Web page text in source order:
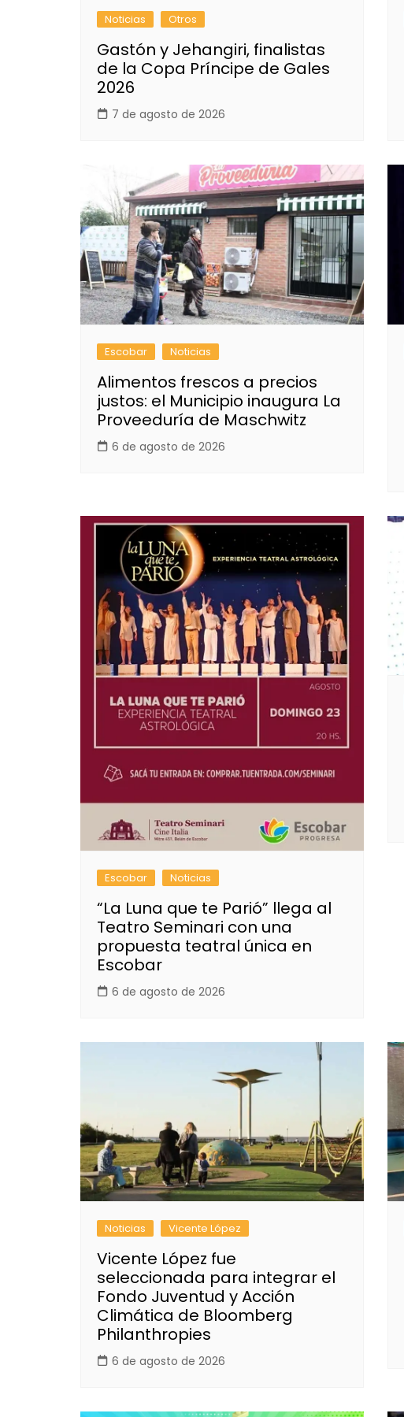
Noticias Otros
Gastón y Jehangiri, finalistas
de la Copa Príncipe de Gales
2026
7 de agosto de 2026
Escobar Noticias
Alimentos frescos a precios
justos: el Municipio inaugura La
Proveeduría de Maschwitz
6 de agosto de 2026
Escobar Noticias
“La Luna que te Parió” llega al
Teatro Seminari con una
propuesta teatral única en
Escobar
6 de agosto de 2026
Noticias Vicente López
Vicente López fue
seleccionada para integrar el
Fondo Juventud y Acción
Climática de Bloomberg
Philanthropies
6 de agosto de 2026